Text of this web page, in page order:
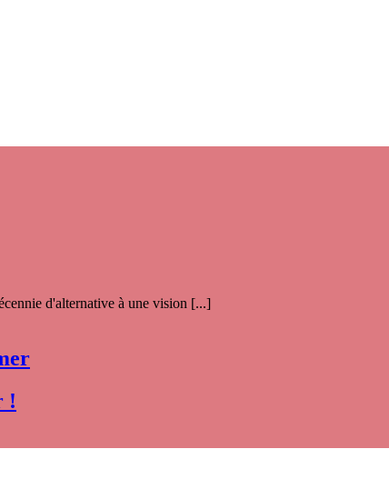
d'alternative à une vision [...]
!